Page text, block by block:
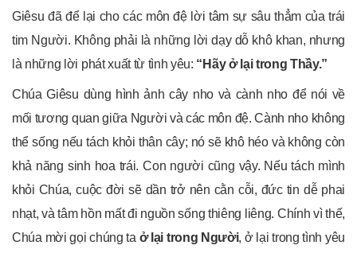
Giêsu đã để lại cho các môn đệ lời tâm sự sâu thẳm của trái
tim Người. Không phải là những lời dạy dỗ khô khan, nhưng
là những lời phát xuất từ tình yêu: “Hãy ở lại trong Thầy.”
Chúa Giêsu dùng hình ảnh cây nho và cành nho để nói về
mối tương quan giữa Người và các môn đệ. Cành nho không
thể sống nếu tách khỏi thân cây; nó sẽ khô héo và không còn
khả năng sinh hoa trái. Con người cũng vậy. Nếu tách mình
khỏi Chúa, cuộc đời sẽ dần trở nên cằn cỗi, đức tin dễ phai
nhạt, và tâm hồn mất đi nguồn sống thiêng liêng. Chính vì thế,
Chúa mời gọi chúng ta ở lại trong Người, ở lại trong tình yêu